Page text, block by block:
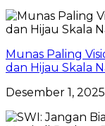
Munas Paling
dan Hijau Skala
Desember 1,